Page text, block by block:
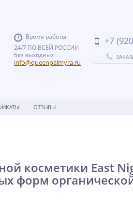
Время работы:
24/7 ПО ВСЕЙ РОССИИ
без выходных
info@queenpalmyra.ru
+7
ОТЗЫВЫ
косметики East
форм